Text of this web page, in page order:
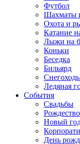
Футбол
Шахматы
Охота и
Катание
Лыжи на
Коньки
Беседка
Бильярд
Ледяная
События
Свадьбы
Рождество
Новый
День